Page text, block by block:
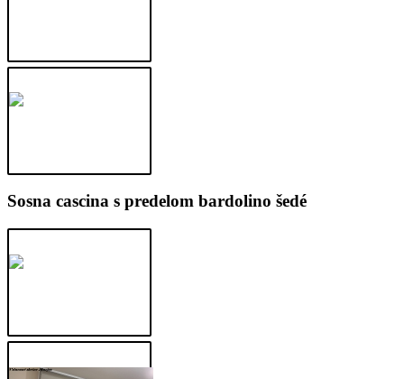
Sosna cascina s predelom bardolino šedé